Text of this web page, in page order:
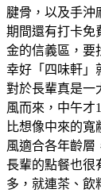
腱骨，以及手沖
期間還有打卡免
金的信義區，要
幸好「四味軒」
對於長輩真是一
風而來，中午才
比想像中來的
風適合各年齡層
長輩的點餐也很
多，就連茶、飲